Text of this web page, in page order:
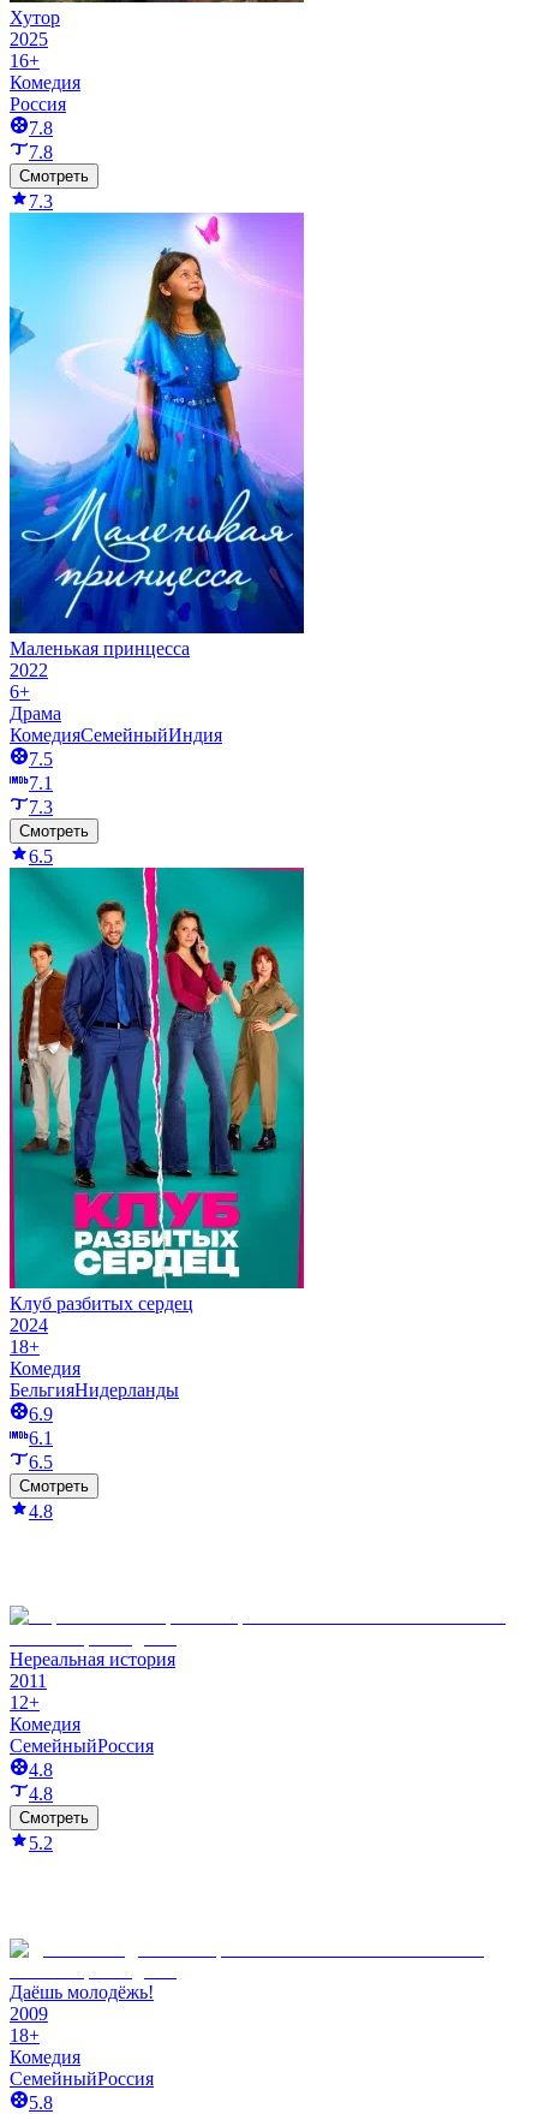
Хутор
2025
16+
Комедия
Россия
7.8
7.8
Смотреть
7.3
Маленькая принцесса
2022
6+
Драма
КомедияСемейныйИндия
7.5
7.1
7.3
Смотреть
6.5
Клуб разбитых сердец
2024
18+
Комедия
БельгияНидерланды
6.9
6.1
6.5
Смотреть
4.8
Нереальная история
2011
12+
Комедия
СемейныйРоссия
4.8
4.8
Смотреть
5.2
Даёшь молодёжь!
2009
18+
Комедия
СемейныйРоссия
5.8